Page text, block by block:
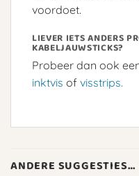
voordoet.
LIEVER IETS ANDERS
KABELJAUWSTICKS?
Probeer dan ook
inktvis of visstrips.
ANDERE SUGGESTIES…